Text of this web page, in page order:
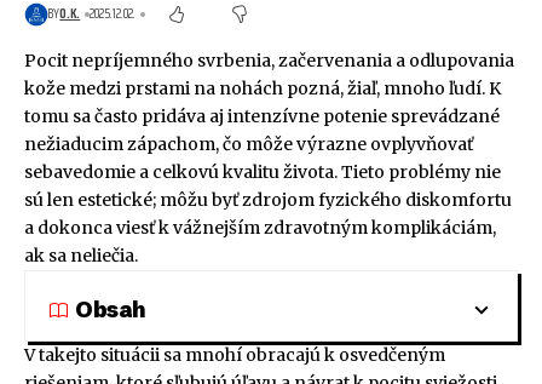
BYO.K. 2025.12.02.
Pocit nepríjemného svrbenia, začervenania a odlupovania
kože medzi prstami na nohách pozná, žiaľ, mnoho ľudí. K
tomu sa často pridáva aj intenzívne potenie sprevádzané
nežiaducim zápachom, čo môže výrazne ovplyvňovať
sebavedomie a celkovú kvalitu života. Tieto problémy nie
sú len estetické; môžu byť zdrojom fyzického diskomfortu
a dokonca viesť k vážnejším zdravotným komplikáciám,
ak sa neliečia.
Obsah
V takejto situácii sa mnohí obracajú k osvedčeným